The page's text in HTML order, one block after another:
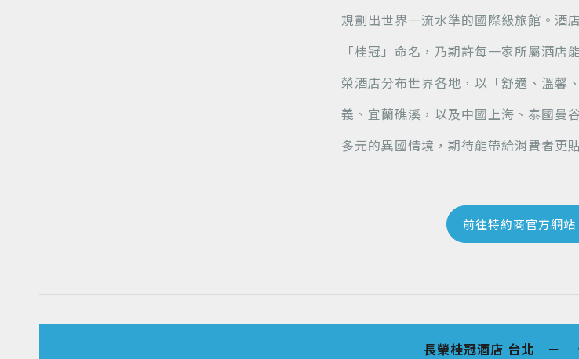
規劃出世界一流水準的國際級旅館。酒
「桂冠」命名，乃期許每一家所屬酒
榮酒店分布世界各地，以「舒適、溫馨
義、宜蘭礁溪，以及中國上海、泰國曼
多元的異國情境，期待能帶給消費者更
前往特約商官方網站
長榮桂冠酒店 台北 －